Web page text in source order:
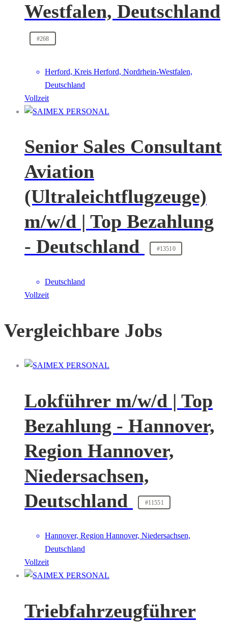
Westfalen, Deutschland
#268
Herford, Kreis Herford, Nordrhein-Westfalen,
Deutschland
Vollzeit
Senior Sales Consultant
Aviation
(Ultraleichtflugzeuge)
m/w/d | Top Bezahlung
- Deutschland
#13510
Deutschland
Vollzeit
Vergleichbare Jobs
Lokführer m/w/d | Top
Bezahlung - Hannover,
Region Hannover,
Niedersachsen,
Deutschland
#11551
Hannover, Region Hannover, Niedersachsen,
Deutschland
Vollzeit
Triebfahrzeugführer